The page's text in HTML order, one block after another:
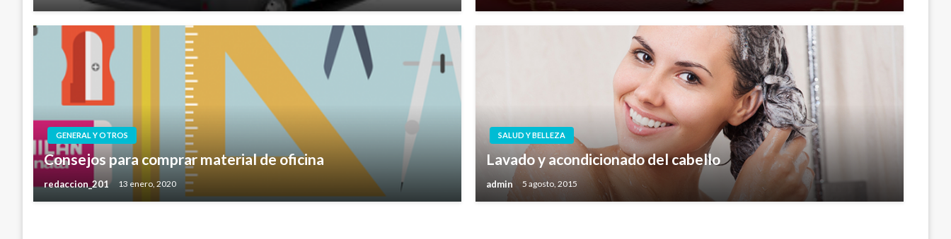
GENERAL Y OTROS
Consejos para comprar material de oficina
redaccion_201 13 enero, 2020
SALUD Y BELLEZA
Lavado y acondicionado del cabello
admin 5 agosto, 2015